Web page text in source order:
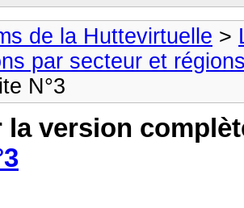
de la Huttevirtuelle >
par secteur et
N°3
la version